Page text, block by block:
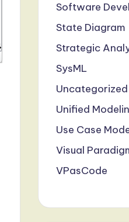
Software
State Diagram
Strategic
SysML
Uncategorized
Unified
Use Case
Visual
VPasCode